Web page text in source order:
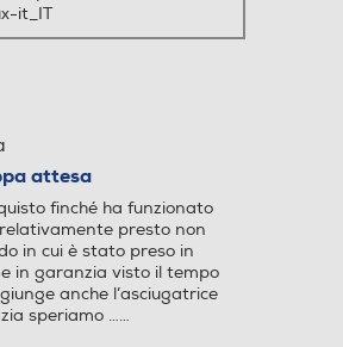
temperature, la funzione di
trasforma in cenere i
Wi-Fi
Luce
it_IT
attesa
finché ha funzionato
presto non
in cui è stato preso in
in garanzia visto il tempo
anche l’asciugatrice
speriamo ……